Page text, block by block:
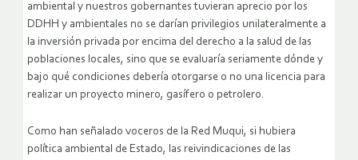
ambiental y nuestros gobernantes tuvieran aprecio por los
DDHH y ambientales no se darían privilegios unilateralmente a
la inversión privada por encima del derecho a la salud de las
poblaciones locales, sino que se evaluaría seriamente dónde y
bajo qué condiciones debería otorgarse o no una licencia para
realizar un proyecto minero, gasífero o petrolero.
Como han señalado voceros de la Red Muqui, si hubiera
política ambiental de Estado, las reivindicaciones de las